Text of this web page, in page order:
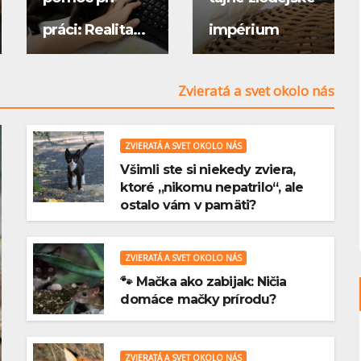
práci: Realita
impérium
Zvieratá a svet okolo nás
ZVIERATÁ A SVET OKOLO NÁS
Všimli ste si niekedy zviera,
ktoré „nikomu nepatrilo“, ale
ostalo vám v pamäti?
ZVIERATÁ A SVET OKOLO NÁS
🐾 Mačka ako zabijak: Ničia
domáce mačky prírodu?
ZVIERATÁ A SVET OKOLO NÁS
si
0 COMMENTS
Zebričky – drobní
speváci, ktorí oživia
každý byt
23 MARCA, 2025 0 COMMENTS